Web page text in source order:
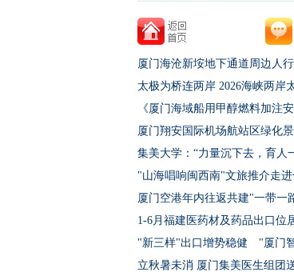
厦门海沧新垵地下通道周边人
太极为桥连两岸 2026海峡两岸
《厦门海域船用甲醇燃料加注
厦门翔安国际机场航站区绿化
集美大学：“力量沉下去，育人
"山海唱响闽西南"文旅推介走
厦门空港年内往返共建"一带一
1-6月福建医药材及药品出口位
"新三样"出口增势稳健 "厦门
立秋暑未消 厦门集美医生组团